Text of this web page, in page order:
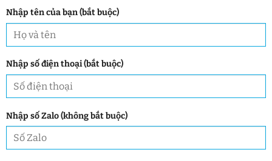
Nhập tên của bạn (bắt buộc)
Nhập số điện thoại (bắt buộc)
Nhập số Zalo (không bắt buộc)